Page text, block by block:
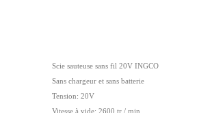
Scie sauteuse sans fil 20V INGCO
Sans chargeur et sans batterie
Tension: 20V
Vitesse à vide: 2600 tr / min